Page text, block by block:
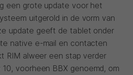
een grote update voor het
uitgerold in de vorm van
update geeft de tablet onder
native e-mail en contacten
RIM alweer een stap verder
voorheen BBX genoemd, om